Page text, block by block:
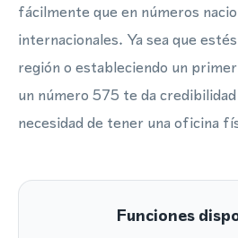
fácilmente que en números
internacionales. Ya sea que
región o estableciendo un
un número 575 te da
necesidad de tener una oficina
Funciones